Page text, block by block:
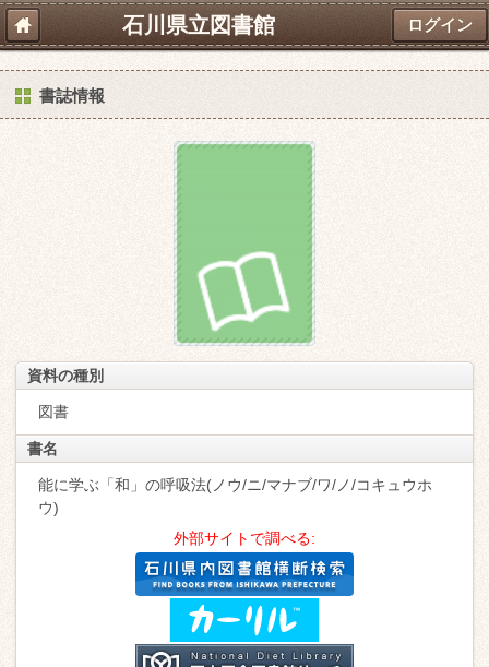
石川県立図書館 ログイン
書誌情報
資料の種別
図書
書名
能に学ぶ「和」の呼吸法(ノウ/ニ/マナブ/ワ/ノ/コキュウホ
ウ)
外部サイトで調べる: